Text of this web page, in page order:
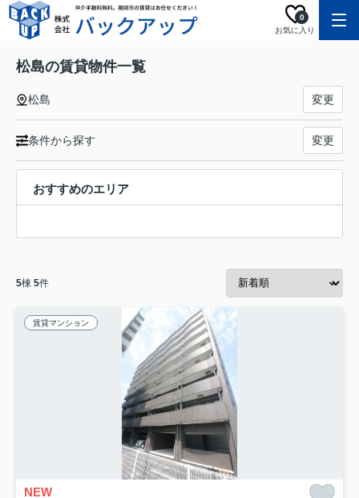
お気に入り
0
松島の賃貸物件一覧
松島 変更
条件から探す 変更
おすすめのエリア
5棟 5件
賃貸マンション
NEW